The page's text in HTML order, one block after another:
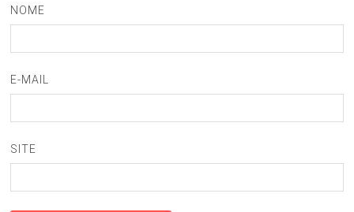
NOME
E-MAIL
SITE